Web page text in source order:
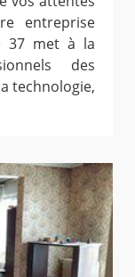
entreprise
37 met à la
des
technologie,